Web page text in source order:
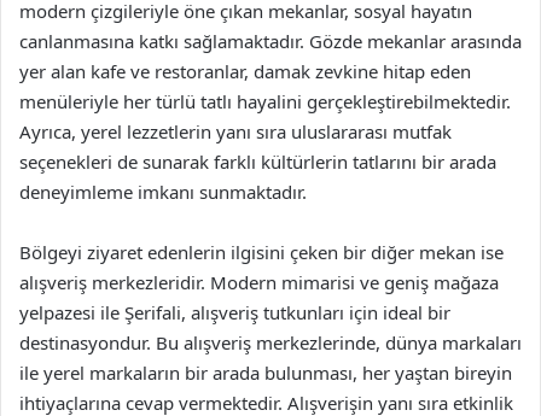
modern çizgileriyle öne çıkan mekanlar, sosyal hayatın
canlanmasına katkı sağlamaktadır. Gözde mekanlar arasında
yer alan kafe ve restoranlar, damak zevkine hitap eden
menüleriyle her türlü tatlı hayalini gerçekleştirebilmektedir.
Ayrıca, yerel lezzetlerin yanı sıra uluslararası mutfak
seçenekleri de sunarak farklı kültürlerin tatlarını bir arada
deneyimleme imkanı sunmaktadır.
Bölgeyi ziyaret edenlerin ilgisini çeken bir diğer mekan ise
alışveriş merkezleridir. Modern mimarisi ve geniş mağaza
yelpazesi ile Şerifali, alışveriş tutkunları için ideal bir
destinasyondur. Bu alışveriş merkezlerinde, dünya markaları
ile yerel markaların bir arada bulunması, her yaştan bireyin
ihtiyaçlarına cevap vermektedir. Alışverişin yanı sıra etkinlik